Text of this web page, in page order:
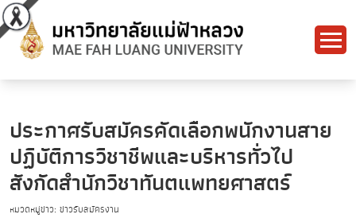
ประกาศรับสมัครคัดเลือกพนักงานสาย
ปฏิบัติการวิชาชีพและบริหารทั่วไป
สังกัดสำนักวิชาทันตแพทยศาสตร์
หมวดหมู่ข่าว: ข่าวรับสมัครงาน